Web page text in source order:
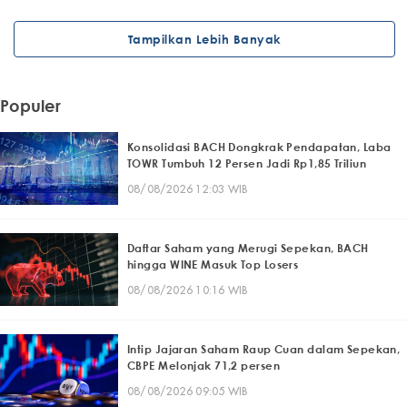
Tampilkan Lebih Banyak
Populer
Konsolidasi BACH Dongkrak Pendapatan, Laba
TOWR Tumbuh 12 Persen Jadi Rp1,85 Triliun
08/08/2026 12:03 WIB
Daftar Saham yang Merugi Sepekan, BACH
hingga WINE Masuk Top Losers
08/08/2026 10:16 WIB
Intip Jajaran Saham Raup Cuan dalam Sepekan,
CBPE Melonjak 71,2 persen
08/08/2026 09:05 WIB